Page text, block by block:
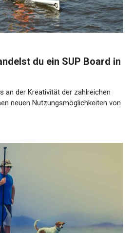
du ein SUP Board in
an der Kreativität der zahlreichen
neuen Nutzungsmöglichkeiten von